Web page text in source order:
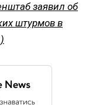
заявил об
штурмов в